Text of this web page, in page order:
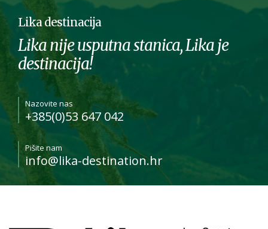
Lika destinacija
Lika nije usputna stanica, Lika je
destinacija!
Nazovite nas
+385(0)53 647 042
Pišite nam
info@lika-destination.hr